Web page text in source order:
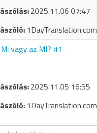
2025.11.06 07:47
1DayTranslation.com
Mi vagy az MI? #1
2025.11.05 16:55
1DayTranslation.com